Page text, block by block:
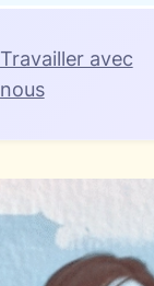
Travailler avec
nous